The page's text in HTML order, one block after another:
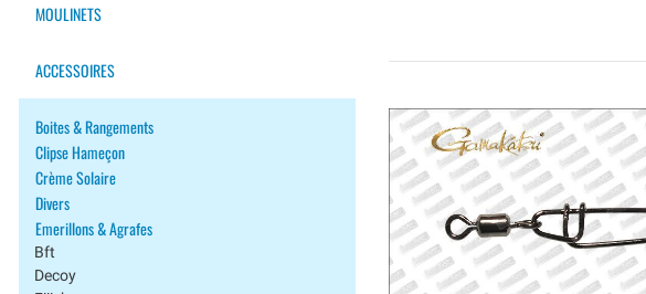
MOULINETS
ACCESSOIRES
Boites & Rangements
Clipse Hameçon
Crème Solaire
Divers
Emerillons & Agrafes
Bft
Decoy